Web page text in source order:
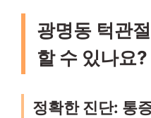
광명동 턱관
할 수 있나요?
정확한 진단: 통